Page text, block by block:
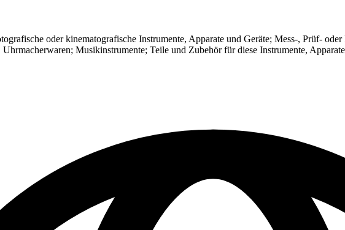
oder kinematografische Instrumente, Apparate und Geräte; Mess-, Prüf-
Musikinstrumente; Teile und Zubehör für diese Instrumente,